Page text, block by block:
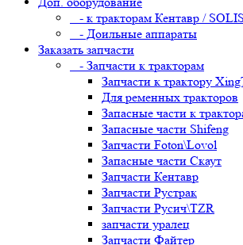
- к тракторам Кентавр / SOLIS
- Доильные аппараты
Заказать запчасти
- Запчасти к тракторам
Запчасти к трактору
Для ременных тракторов
Запасные части к
Запасные части Shifeng
Запчасти Foton\Lovol
Запасные части Скаут
Запчасти Кентавр
Запчасти Рустрак
Запчасти Русич\TZR
запчасти уралец
Запчасти Файтер